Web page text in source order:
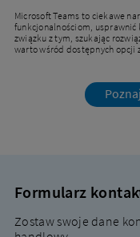
Microsoft Teams to ciekawe
funkcjonalnościom, usprawnić
związku z tym, szukając
warto wśród dostępnych opcji
Formularz
Zostaw swoje dane